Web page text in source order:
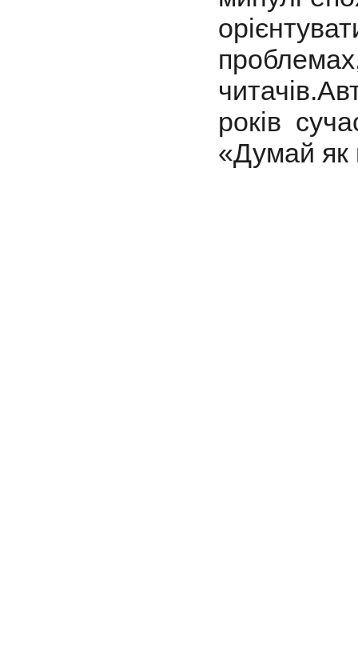
років
«Думай як